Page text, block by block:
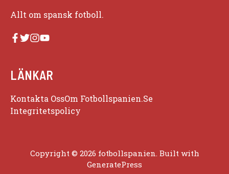
Allt om spansk fotboll.
LÄNKAR
Kontakta OssOm Fotbollspanien.se
Integritetspolicy
Copyright © 2026 fotbollspanien. Built with
GeneratePress